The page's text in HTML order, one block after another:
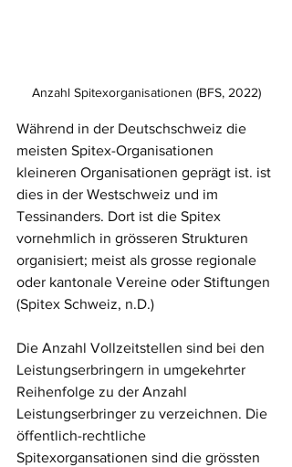
Anzahl Spitexorganisationen (BFS, 2022)
Während in der Deutschschweiz die
meisten Spitex-Organisationen
kleineren Organisationen geprägt ist. ist
dies in der Westschweiz und im
Tessinanders. Dort ist die Spitex
vornehmlich in grösseren Strukturen
organisiert; meist als grosse regionale
oder kantonale Vereine oder Stiftungen
(Spitex Schweiz, n.D.)
Die Anzahl Vollzeitstellen sind bei den
Leistungserbringern in umgekehrter
Reihenfolge zu der Anzahl
Leistungserbringer zu verzeichnen. Die
öffentlich-rechtliche
Spitexorgansationen sind die grössten